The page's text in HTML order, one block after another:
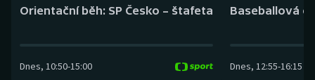
Orientační běh: SP Česko – štafeta
Dnes, 10:50-15:00
Baseballová
Dnes, 12:55-16:15